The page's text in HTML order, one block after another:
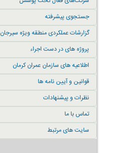
جستجوی پیشرفته
گزارشات عملکردی منطقه ویژه سیرجان
پروژه های در دست اجراء
اطلاعیه های سازمان عمران کرمان
قوانین و آیین نامه ها
نظرات و پیشنهادات
تماس با ما
سایت های مرتبط